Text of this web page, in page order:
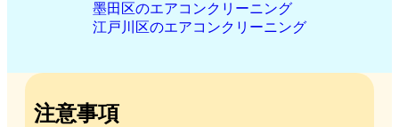
墨田区のエアコンクリーニング
江戸川区のエアコンクリーニング
注意事項